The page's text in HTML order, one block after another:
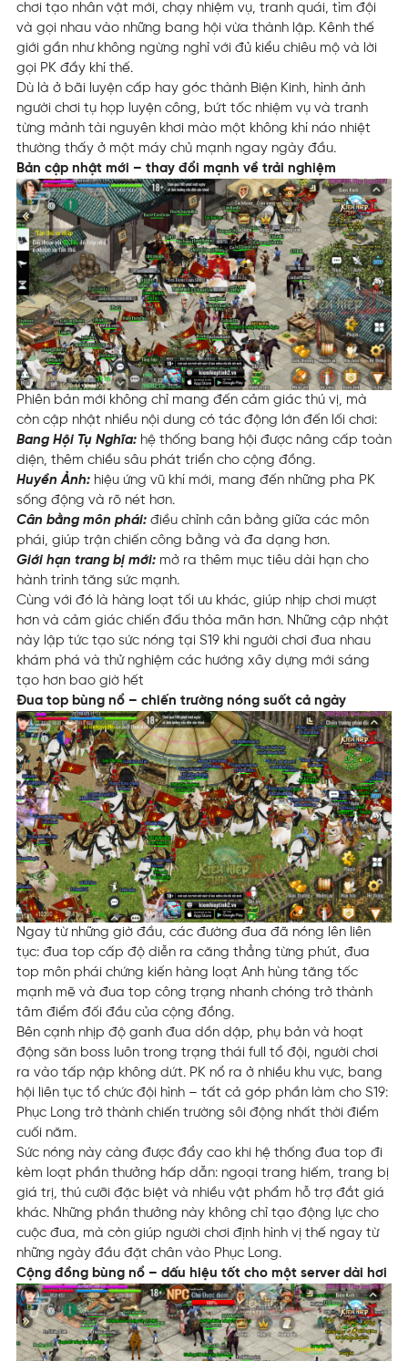
chơi tạo nhân vật mới, chạy nhiệm vụ, tranh quái, tìm đội
và gọi nhau vào những bang hội vừa thành lập. Kênh thế
giới gần như không ngừng nghỉ với đủ kiểu chiêu mộ và lời
gọi PK đầy khí thế.
Dù là ở bãi luyện cấp hay góc thành Biện Kinh, hình ảnh
người chơi tụ họp luyện công, bứt tốc nhiệm vụ và tranh
từng mảnh tài nguyên khơi mào một không khí náo nhiệt
thường thấy ở một máy chủ mạnh ngay ngày đầu.
Bản cập nhật mới – thay đổi mạnh về trải nghiệm
Phiên bản mới không chỉ mang đến cảm giác thú vị, mà
còn cập nhật nhiều nội dung có tác động lớn đến lối chơi:
Bang Hội Tụ Nghĩa: hệ thống bang hội được nâng cấp toàn
diện, thêm chiều sâu phát triển cho cộng đồng.
Huyền Ảnh: hiệu ứng vũ khí mới, mang đến những pha PK
sống động và rõ nét hơn.
Cân bằng môn phái: điều chỉnh cân bằng giữa các môn
phái, giúp trận chiến công bằng và đa dạng hơn.
Giới hạn trang bị mới: mở ra thêm mục tiêu dài hạn cho
hành trình tăng sức mạnh.
Cùng với đó là hàng loạt tối ưu khác, giúp nhịp chơi mượt
hơn và cảm giác chiến đấu thỏa mãn hơn. Những cập nhật
này lập tức tạo sức nóng tại S19 khi người chơi đua nhau
khám phá và thử nghiệm các hướng xây dựng mới sáng
tạo hơn bao giờ hết
Đua top bùng nổ – chiến trường nóng suốt cả ngày
Ngay từ những giờ đầu, các đường đua đã nóng lên liên
tục: đua top cấp độ diễn ra căng thẳng từng phút, đua
top môn phái chứng kiến hàng loạt Anh hùng tăng tốc
mạnh mẽ và đua top công trạng nhanh chóng trở thành
tâm điểm đối đầu của cộng đồng.
Bên cạnh nhịp độ ganh đua dồn dập, phụ bản và hoạt
động săn boss luôn trong trạng thái full tổ đội, người chơi
ra vào tấp nập không dứt. PK nổ ra ở nhiều khu vực, bang
hội liên tục tổ chức đội hình – tất cả góp phần làm cho S19:
Phục Long trở thành chiến trường sôi động nhất thời điểm
cuối năm.
Sức nóng này càng được đẩy cao khi hệ thống đua top đi
kèm loạt phần thưởng hấp dẫn: ngoại trang hiếm, trang bị
giá trị, thú cưỡi đặc biệt và nhiều vật phẩm hỗ trợ đắt giá
khác. Những phần thưởng này không chỉ tạo động lực cho
cuộc đua, mà còn giúp người chơi định hình vị thế ngay từ
những ngày đầu đặt chân vào Phục Long.
Cộng đồng bùng nổ – dấu hiệu tốt cho một server dài hơi